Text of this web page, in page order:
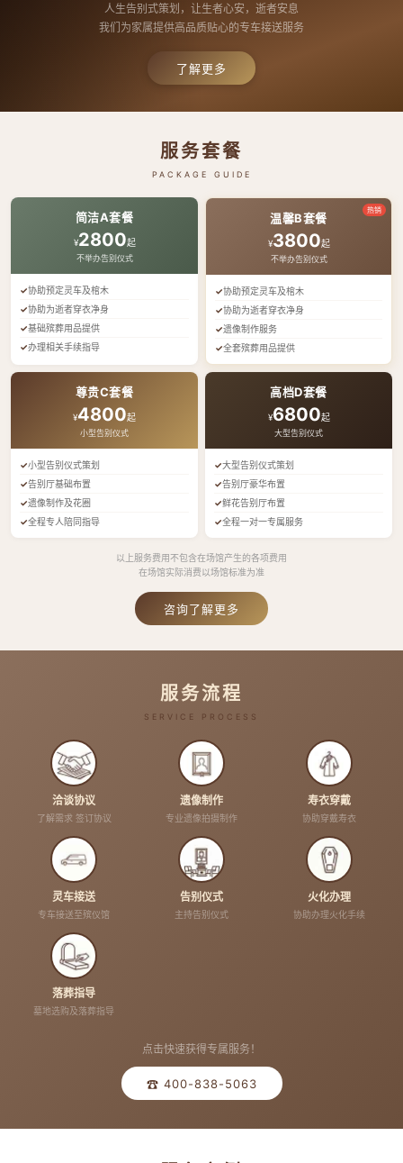
人生告别式策划，让生者心安，逝者安息
我们为家属提供高品质贴心的专车接送服务
了解更多
服务套餐
PACKAGE GUIDE
简洁A套餐
¥2800起
不举办告别仪式
协助预定灵车及棺木
协助为逝者穿衣净身
基础殡葬用品提供
办理相关手续指导
热销
温馨B套餐
¥3800起
不举办告别仪式
协助预定灵车及棺木
协助为逝者穿衣净身
遗像制作服务
全套殡葬用品提供
尊贵C套餐
¥4800起
小型告别仪式
小型告别仪式策划
告别厅基础布置
遗像制作及花圈
全程专人陪同指导
高档D套餐
¥6800起
大型告别仪式
大型告别仪式策划
告别厅豪华布置
鲜花告别厅布置
全程一对一专属服务
以上服务费用不包含在场馆产生的各项费用
在场馆实际消费以场馆标准为准
咨询了解更多
服务流程
SERVICE PROCESS
洽谈协议
了解需求 签订协议
遗像制作
专业遗像拍摄制作
寿衣穿戴
协助穿戴寿衣
灵车接送
专车接送至殡仪馆
告别仪式
主持告别仪式
火化办理
协助办理火化手续
落葬指导
墓地选购及落葬指导
点击快速获得专属服务！
☎ 400-838-5063